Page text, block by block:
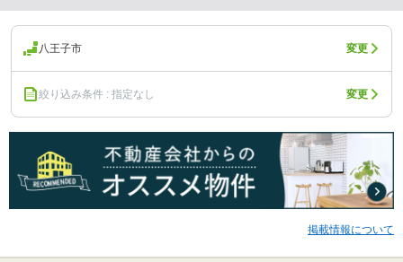
八王子市 変更
絞り込み条件 : 指定なし 変更
掲載情報について